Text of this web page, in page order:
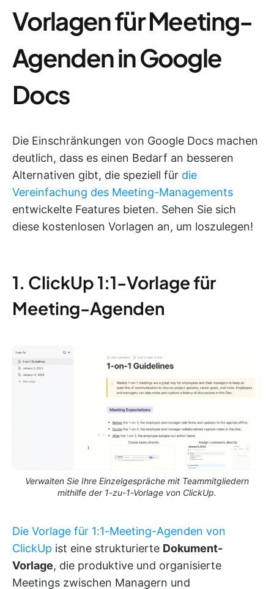
Vorlagen für Meeting-
Agenden in Google
Docs
Die Einschränkungen von Google Docs machen
deutlich, dass es einen Bedarf an besseren
Alternativen gibt, die speziell für die
Vereinfachung des Meeting-Managements
entwickelte Features bieten. Sehen Sie sich
diese kostenlosen Vorlagen an, um loszulegen!
1. ClickUp 1:1-Vorlage für
Meeting-Agenden
Verwalten Sie Ihre Einzelgespräche mit Teammitgliedern
mithilfe der 1-zu-1-Vorlage von ClickUp.
Die Vorlage für 1:1-Meeting-Agenden von
ClickUp ist eine strukturierte Dokument-
Vorlage, die produktive und organisierte
Meetings zwischen Managern und